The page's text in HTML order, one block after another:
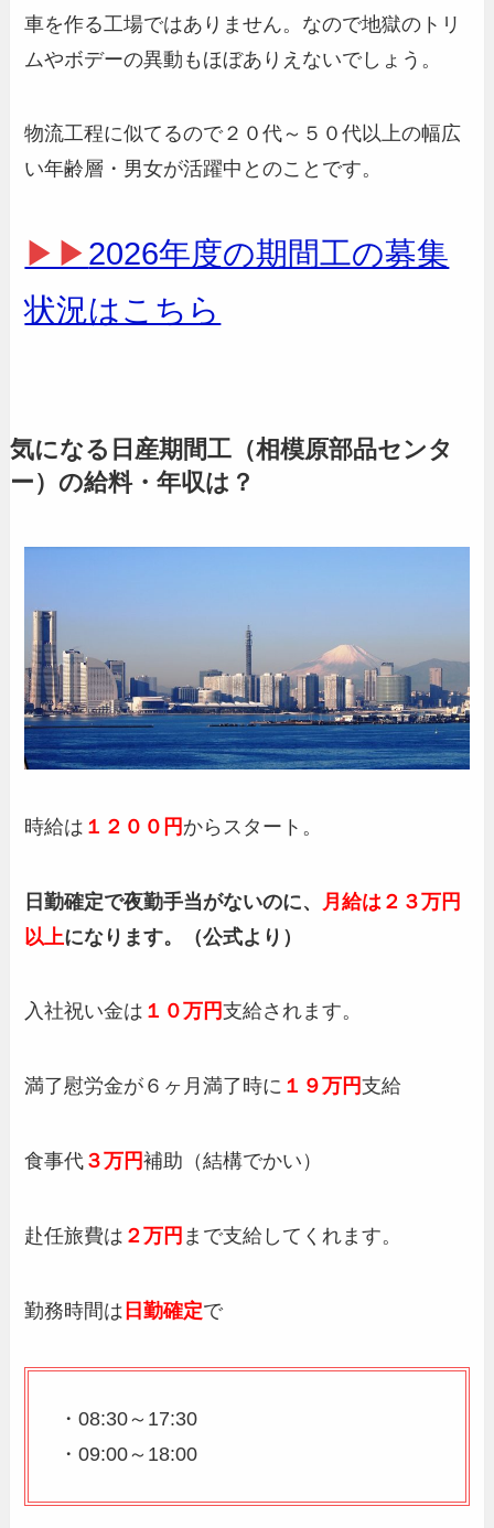
車を作る工場ではありません。なので地獄のトリ
ムやボデーの異動もほぼありえないでしょう。
物流工程に似てるので２０代～５０代以上の幅広
い年齢層・男女が活躍中とのことです。
▶▶2026年度の期間工の募集
状況はこちら
気になる日産期間工（相模原部品センタ
ー）の給料・年収は？
時給は １２００円 からスタート。
日勤確定で夜勤手当がないのに、
月給は２３万円
以上になります。（公式より）
入社祝い金は １０万円支給されます。
満了慰労金が６ヶ月満了時に １９万円支給
食事代 ３万円補助（結構でかい）
赴任旅費は ２万円 まで支給してくれます。
勤務時間は 日勤確定で
・08:30～17:30
・09:00～18:00